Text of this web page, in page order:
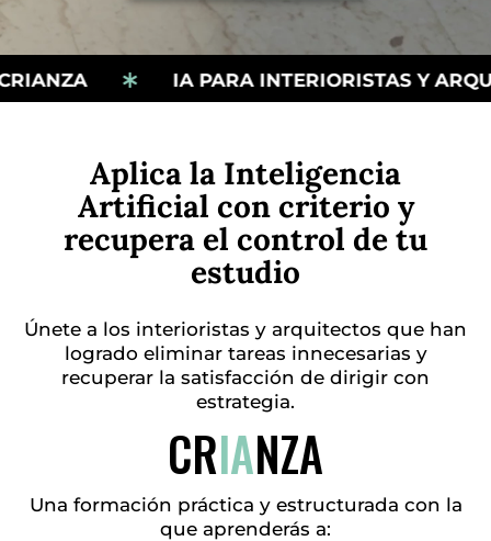
IA PARA INTERIORISTAS Y
Aplica la Inteligencia
Artificial con criterio y
recupera el control de tu
estudio
Únete a los interioristas y arquitectos que han
logrado eliminar tareas innecesarias y
recuperar la satisfacción de dirigir con
estrategia.
CRIANZA
Una formación práctica y estructurada con la
que aprenderás a: